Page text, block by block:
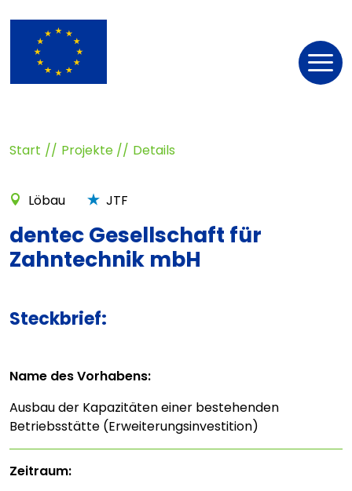
Start Projekte Details
Löbau JTF
dentec Gesellschaft für
Zahntechnik mbH
Steckbrief:
Name des Vorhabens:
Ausbau der Kapazitäten einer bestehenden
Betriebsstätte (Erweiterungsinvestition)
Zeitraum: